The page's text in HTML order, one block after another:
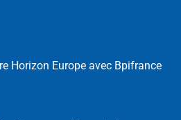
Horizon Europe avec Bpifrance